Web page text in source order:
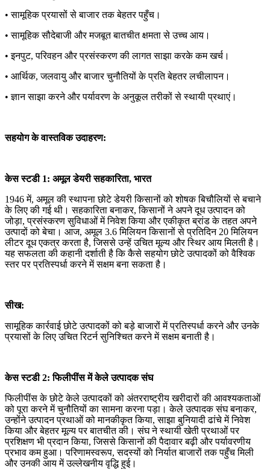
• सामूहिक प्रयासों से बाजार तक बेहतर पहुँच।
• सामूहिक सौदेबाजी और मजबूत बातचीत क्षमता से उच्च आय।
• इनपुट, परिवहन और प्रसंस्करण की लागत साझा करके कम खर्च।
• आर्थिक, जलवायु और बाजार चुनौतियों के प्रति बेहतर लचीलापन।
• ज्ञान साझा करने और पर्यावरण के अनुकूल तरीकों से स्थायी प्रथाएं।
सहयोग के वास्तविक उदाहरण:
केस स्टडी 1: अमूल डेयरी सहकारिता, भारत
1946 में, अमूल की स्थापना छोटे डेयरी किसानों को शोषक बिचौलियों से बचाने
के लिए की गई थी। सहकारिता बनाकर, किसानों ने अपने दूध उत्पादन को
जोड़ा, प्रसंस्करण सुविधाओं में निवेश किया और एकीकृत ब्रांड के तहत अपने
उत्पादों को बेचा। आज, अमूल 3.6 मिलियन किसानों से प्रतिदिन 20 मिलियन
लीटर दूध एकत्र करता है, जिससे उन्हें उचित मूल्य और स्थिर आय मिलती है।
यह सफलता की कहानी दर्शाती है कि कैसे सहयोग छोटे उत्पादकों को वैश्विक
स्तर पर प्रतिस्पर्धा करने में सक्षम बना सकता है।
सीख:
सामूहिक कार्रवाई छोटे उत्पादकों को बड़े बाजारों में प्रतिस्पर्धा करने और उनके
प्रयासों के लिए उचित रिटर्न सुनिश्चित करने में सक्षम बनाती है।
केस स्टडी 2: फिलीपींस में केले उत्पादक संघ
फिलीपींस के छोटे केले उत्पादकों को अंतरराष्ट्रीय खरीदारों की आवश्यकताओं
को पूरा करने में चुनौतियों का सामना करना पड़ा। केले उत्पादक संघ बनाकर,
उन्होंने उत्पादन प्रथाओं को मानकीकृत किया, साझा बुनियादी ढांचे में निवेश
किया और बेहतर मूल्य पर बातचीत की। संघ ने स्थायी खेती प्रथाओं पर
प्रशिक्षण भी प्रदान किया, जिससे किसानों की पैदावार बढ़ी और पर्यावरणीय
प्रभाव कम हुआ। परिणामस्वरूप, सदस्यों को निर्यात बाजारों तक पहुँच मिली
और उनकी आय में उल्लेखनीय वृद्धि हुई।